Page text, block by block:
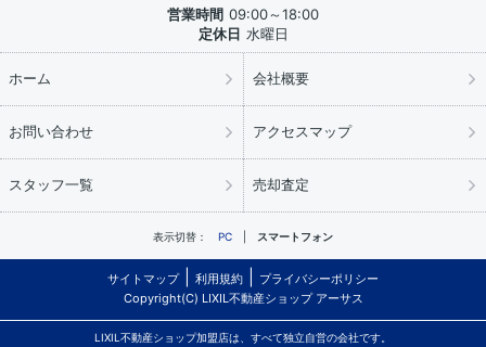
営業時間 09:00～18:00
定休日 水曜日
ホーム 会社概要
お問い合わせ アクセスマップ
スタッフ一覧 売却査定
表示切替： PC スマートフォン
サイトマップ 利用規約
プライバシーポリシー
Copyright(C) LIXIL不動産ショップ アーサス
LIXIL不動産ショップ加盟店は、すべて独立自営の会社です。